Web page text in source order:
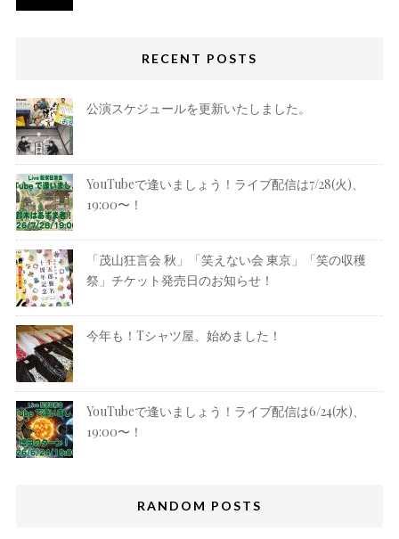
RECENT POSTS
公演スケジュールを更新いたしました。
YouTubeで逢いましょう！ライブ配信は7/28(火)、
19:00〜！
「茂山狂言会 秋」「笑えない会 東京」「笑の収穫
祭」チケット発売日のお知らせ！
今年も！Tシャツ屋、始めました！
YouTubeで逢いましょう！ライブ配信は6/24(水)、
19:00〜！
RANDOM POSTS